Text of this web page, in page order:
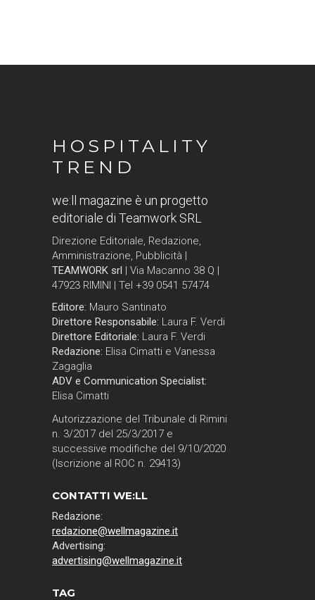
HOSPITALITY
TREND
we:ll magazine è un progetto
editoriale di Teamwork SRL
Direzione Editoriale, Redazione,
Amministrazione, Pubblicità |
TEAMWORK srl | Via Macanno 38 Q |
47923 RIMINI | Tel +39 0541 57474
Editore: Mauro Santinato
Direttore Responsabile: Laura F. Verdi
Direttore Editoriale: Laura F. Verdi
Redazione: Elisa Cimatti e Vanessa
Zagaglia
ADV e Communication Specialist:
Elisa Cimatti
Autorizzazione del Tribunale di Rimini
n. 3/2017 del 25/3/2017 e
successive modifiche del 9/10/2020
(Iscrizione al ROC n. 29413)
CONTATTI WE:LL
Redazione:
redazione@wellmagazine.it
Advertising:
advertising@wellmagazine.it
TAG